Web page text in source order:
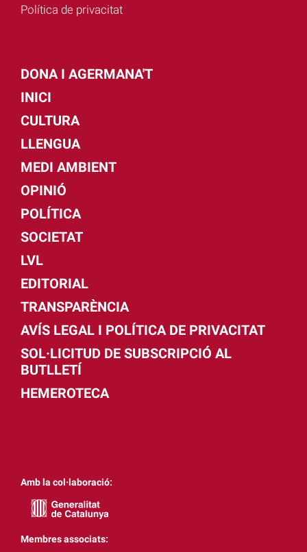
Política de privacitat
DONA I AGERMANA'T
INICI
CULTURA
LLENGUA
MEDI AMBIENT
OPINIÓ
POLÍTICA
SOCIETAT
LVL
EDITORIAL
TRANSPARÈNCIA
AVÍS LEGAL I POLÍTICA DE PRIVACITAT
SOL·LICITUD DE SUBSCRIPCIÓ AL
BUTLLETÍ
HEMEROTECA
Amb la col·laboració:
Membres associats: